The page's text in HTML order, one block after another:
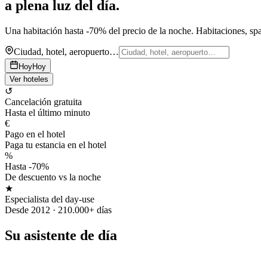
a plena luz del día.
Una habitación hasta -70% del precio de la noche. Habitaciones,
Ciudad, hotel, aeropuerto…
HoyHoy
Ver hoteles
↺
Cancelación gratuita
Hasta el último minuto
€
Pago en el hotel
Paga tu estancia en el hotel
%
Hasta -70%
De descuento vs la noche
★
Especialista del day-use
Desde 2012 · 210.000+ días
Su asistente de día